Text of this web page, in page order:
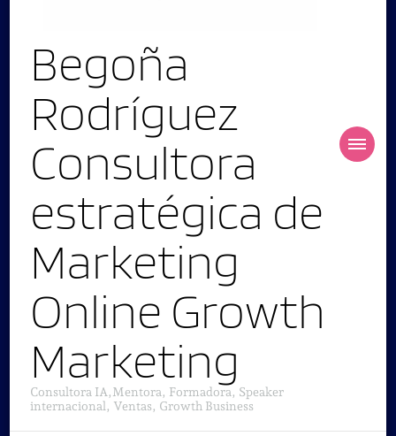
Begoña
Rodríguez
Consultora
estratégica de
Marketing
Online Growth
Marketing
Consultora IA,Mentora, Formadora, Speaker
internacional, Ventas, Growth Business